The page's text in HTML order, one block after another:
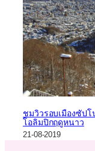
ชมวิวรอบเมืองซัป
โอลิมปิกฤดูหนาว
21-08-2019